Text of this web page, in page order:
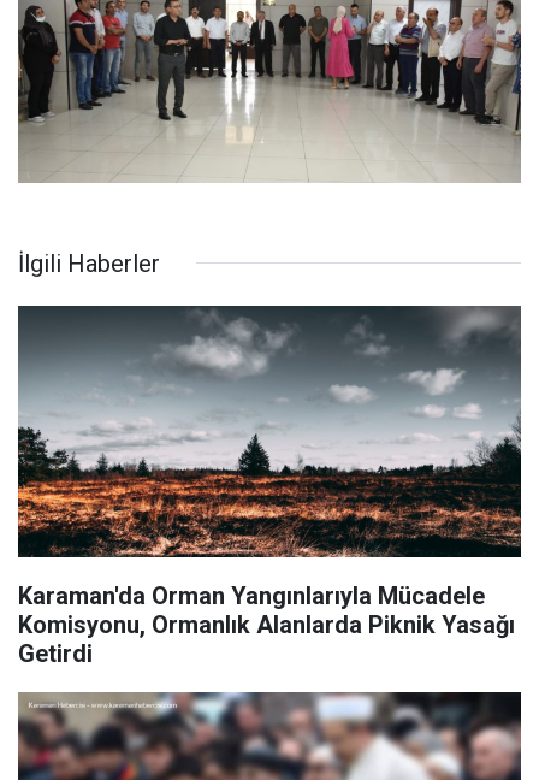
İlgili Haberler
Karaman'da Orman Yangınlarıyla Mücadele
Komisyonu, Ormanlık Alanlarda Piknik Yasağı
Getirdi